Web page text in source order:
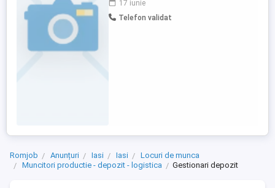
V 08:00-17:00 Candidatul Ideal -Cunostinte
d contabilitate primara intocmire facturi -
17 iunie
Telefon validat
Romjob Anunțuri Iasi Iasi
Locuri de munca
Muncitori productie - depozit - logistica
Gestionari depozit